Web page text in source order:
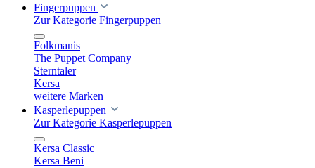
Fingerpuppen
Zur Kategorie Fingerpuppen
Folkmanis
The Puppet Company
Sterntaler
Kersa
weitere Marken
Kasperlepuppen
Zur Kategorie Kasperlepuppen
Kersa Classic
Kersa Beni